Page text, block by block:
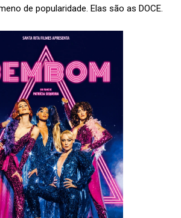
de popularidade. Elas são as DOCE.